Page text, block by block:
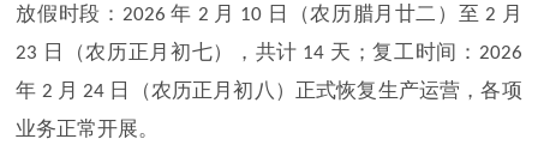
放假时段： 2026年 2 月 10 日（农历腊月廿二）至 2 月
23 日（农历正月初七），共计 14 天；复工时间： 2026
年 2 月 24 日（农历正月初八）正式恢复生产运营，各项
业务正常开展。